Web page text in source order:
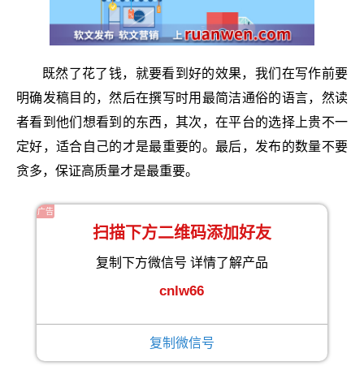
既然了花了钱，就要看到好的效果，我们在写作前要
明确发稿目的，然后在撰写时用最简洁通俗的语言，然读
者看到他们想看到的东西，其次，在平台的选择上贵不一
定好，适合自己的才是最重要的。最后，发布的数量不要
贪多，保证高质量才是最重要。
广告
扫描下方二维码添加好友
复制下方微信号 详情了解产品
cnlw66
复制微信号